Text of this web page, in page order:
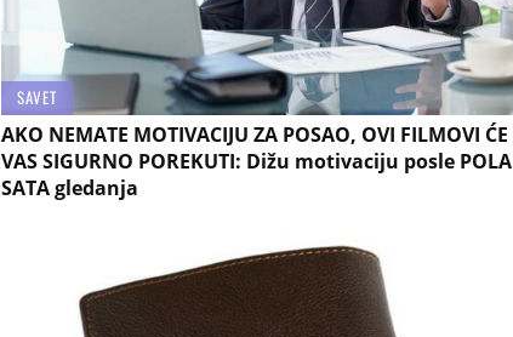
SAVET
AKO NEMATE MOTIVACIJU ZA POSAO, OVI FILMOVI ĆE
VAS SIGURNO POREKUTI: Dižu motivaciju posle POLA
SATA gledanja